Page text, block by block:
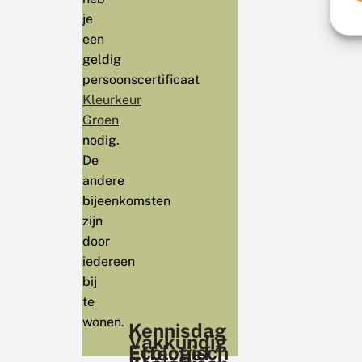
je
een
geldig
persoonscertificaat
Kleurkeur
Groen
nodig.
De
andere
bijeenkomsten
zijn
door
iedereen
bij
te
wonen. Kennisdag
Ecologisch
Vakkundig
Effectief